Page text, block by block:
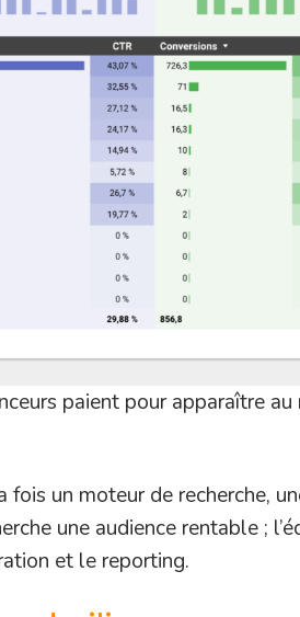
paient pour apparaître
un moteur de recherche,
une audience rentable ;
et le reporting.